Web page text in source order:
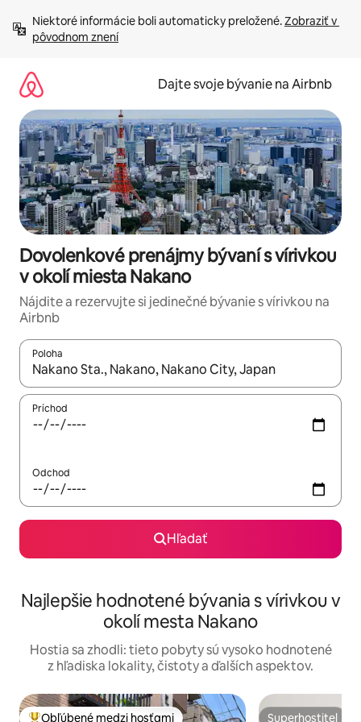
obsah.
Niektoré informácie boli automaticky preložené. Zobraziť v
pôvodnom znení
Dajte svoje bývanie na Airbnb
Dovolenkové prenájmy bývaní s vírivkou
v okolí miesta Nakano
Nájdite a rezervujte si jedinečné bývanie s vírivkou na
Airbnb
Poloha
Keď budú výsledky k dispozícii, môžete si ich prechádzať
Príchod
Odchod
Hľadať
Najlepšie hodnotené bývania s vírivkou v
okolí mesta Nakano
Hostia sa zhodli: tieto pobyty sú vysoko hodnotené
z hľadiska lokality, čistoty a ďalších aspektov.
Obľúbené medzi hosťami Superhostiteľ